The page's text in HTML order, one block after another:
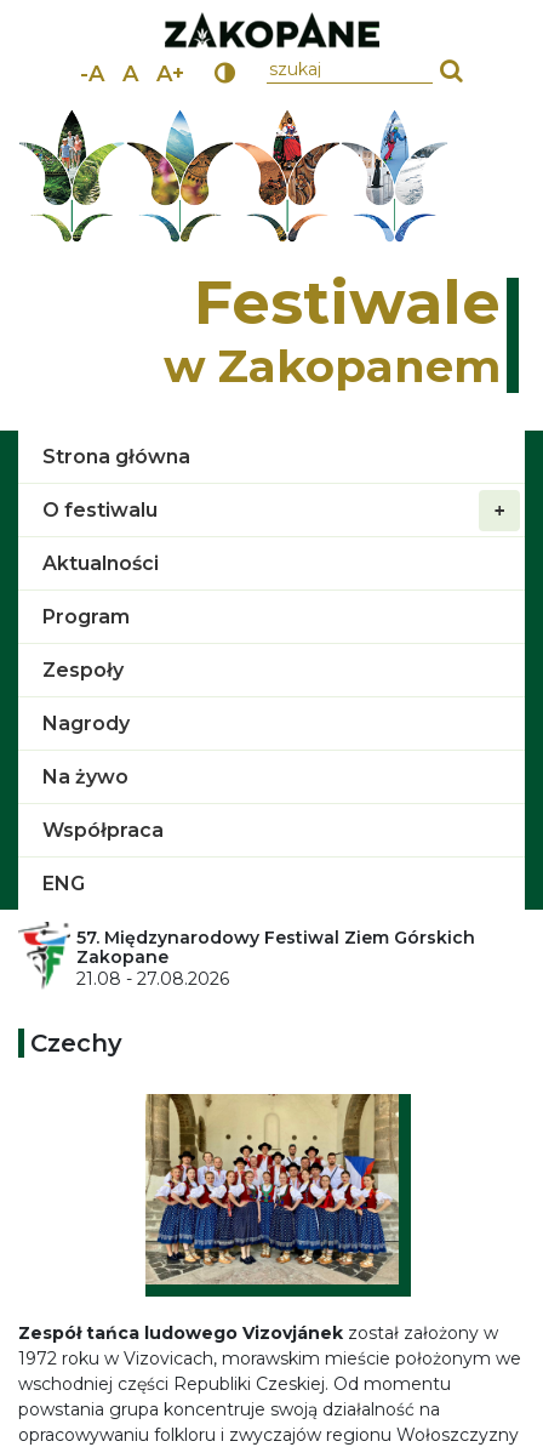
-A A A+ wpisz szukany tekst
Festiwale
w Zakopanem
Strona główna
O festiwalu
Aktualności
Program
Zespoły
Nagrody
Na żywo
Współpraca
ENG
57. Międzynarodowy Festiwal Ziem Górskich
Zakopane
21.08 - 27.08.2026
Czechy
Zespół tańca ludowego Vizovjánek został założony w
1972 roku w Vizovicach, morawskim mieście położonym we
wschodniej części Republiki Czeskiej. Od momentu
powstania grupa koncentruje swoją działalność na
opracowywaniu folkloru i zwyczajów regionu Wołoszczyzny